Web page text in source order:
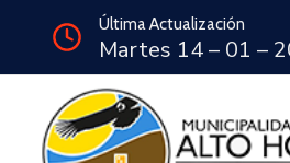
Última Actualización
Martes 14 – 01 –